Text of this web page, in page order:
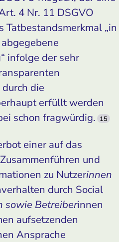
4 Nr. 11 DSGVO
Tatbestandsmerkmal „in
infolge der sehr
die
erfüllt werden
schon fragwürdig. 15
einer auf das
und
zu Nutzerinnen
durch Social
sowie Betreiberinnen
aufsetzenden
Ansprache